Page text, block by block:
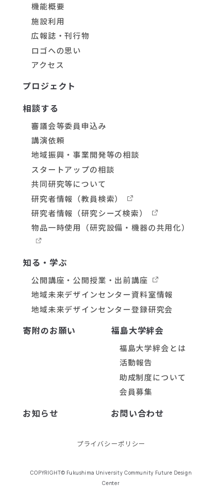
機能概要
施設利用
広報誌・刊行物
ロゴへの思い
アクセス
プロジェクト
相談する
審議会等委員申込み
講演依頼
地域振興・事業開発等の相談
スタートアップの相談
共同研究等について
研究者情報 （教員検索）
研究者情報 （研究シーズ検索）
物品一時使用 （研究設備・機器の共用化）
知る・学ぶ
公開講座・公開授業・出前講座
地域未来デザインセンター資料室情報
地域未来デザインセンター登録研究会
寄附のお願い 福島大学絆会
福島大学絆会とは
活動報告
助成制度について
会員募集
お知らせ お問い合わせ
プライバシーポリシー
COPYRIGHT© Fukushima University Community Future Design
Center